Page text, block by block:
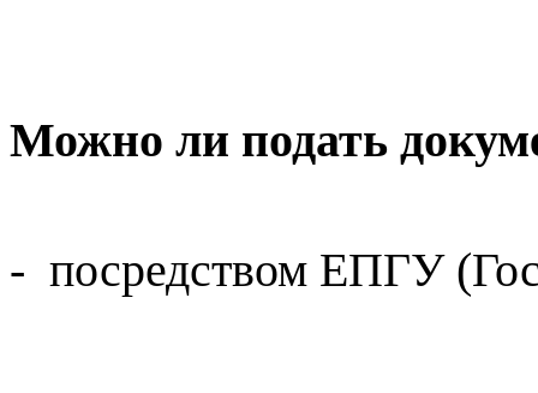
Можно ли подать
- посредством ЕПГУ